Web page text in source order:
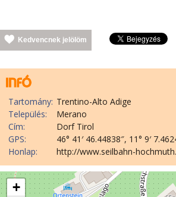
Kedvencnek jelölöm
Tartomány: Trentino-Alto Adige
Település:
Merano
Cím:
Dorf Tirol
GPS:
46° 41′ 46.44838″, 11° 9′
Honlap:
http://www.seilbahn-
+